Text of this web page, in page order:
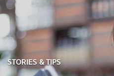
STORIES & TIPS